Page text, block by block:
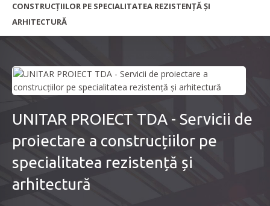
CONSTRUCȚIILOR PE SPECIALITATEA REZISTENȚĂ ȘI
ARHITECTURĂ
UNITAR PROIECT TDA - Servicii de
proiectare a construcțiilor pe
specialitatea rezistență și
arhitectură